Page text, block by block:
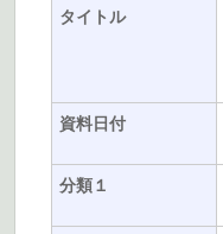
タイトル
資料日付
分類１